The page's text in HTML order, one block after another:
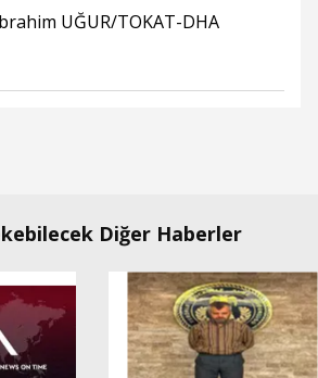
UĞUR/TOKAT-DHA
Diğer Haberler